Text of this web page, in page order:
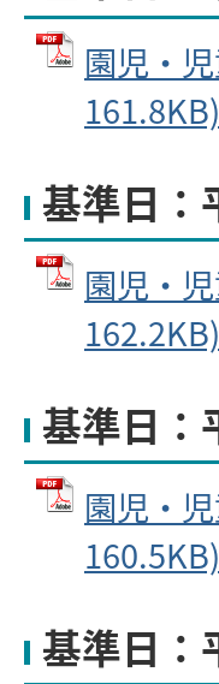
園児・
161.8KB)
基準日：
園児・
162.2KB)
基準日：
園児・
160.5KB)
基準日：